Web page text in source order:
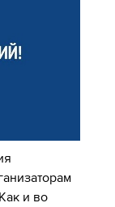
и во